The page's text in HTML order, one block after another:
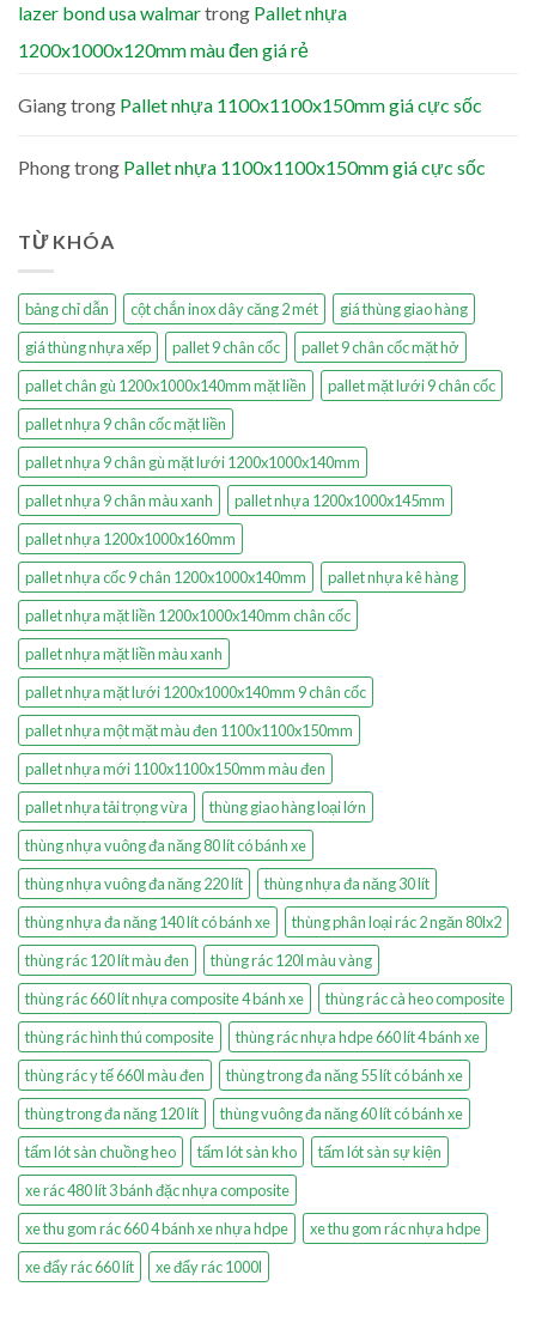
lazer bond usa walmartrong Pallet nhựa
1200x1000x120mm màu đen giá rẻ
Giangtrong Pallet nhựa 1100x1100x150mm giá cực sốc
Phongtrong Pallet nhựa 1100x1100x150mm giá cực sốc
TỪ KHÓA
bảng chỉ dẫn cột chắn inox dây căng 2 mét
giá thùng giao hàng
giá thùng nhựa xếp
pallet 9 chân cốc
pallet 9 chân cốc mặt hở
pallet chân gù 1200x1000x140mm mặt liền
pallet mặt lưới 9 chân cốc
pallet nhựa 9 chân cốc mặt liền
pallet nhựa 9 chân gù mặt lưới 1200x1000x140mm
pallet nhựa 9 chân màu xanh
pallet nhựa 1200x1000x145mm
pallet nhựa 1200x1000x160mm
pallet nhựa cốc 9 chân 1200x1000x140mm
pallet nhựa kê hàng
pallet nhựa mặt liền 1200x1000x140mm chân cốc
pallet nhựa mặt liền màu xanh
pallet nhựa mặt lưới 1200x1000x140mm 9 chân cốc
pallet nhựa một mặt màu đen 1100x1100x150mm
pallet nhựa mới 1100x1100x150mm màu đen
pallet nhựa tải trọng vừa
thùng giao hàng loại lớn
thùng nhựa vuông đa năng 80 lít có bánh xe
thùng nhựa vuông đa năng 220 lít
thùng nhựa đa năng 30 lít
thùng nhựa đa năng 140 lít có bánh xe
thùng phân loại rác 2 ngăn 80lx2
thùng rác 120 lít màu đen
thùng rác 120l màu vàng
thùng rác 660 lít nhựa composite 4 bánh xe
thùng rác cà heo composite
thùng rác hình thú composite
thùng rác nhựa hdpe 660 lít 4 bánh xe
thùng rác y tế 660l màu đen
thùng trong đa năng 55 lít có bánh xe
thùng trong đa năng 120 lít
thùng vuông đa năng 60 lít có bánh xe
tấm lót sàn chuồng heo
tấm lót sàn kho
tấm lót sàn sự kiện
xe rác 480 lít 3 bánh đặc nhựa composite
xe thu gom rác 660 4 bánh xe nhựa hdpe
xe thu gom rác nhựa hdpe
xe đẩy rác 660 lít
xe đẩy rác 1000l